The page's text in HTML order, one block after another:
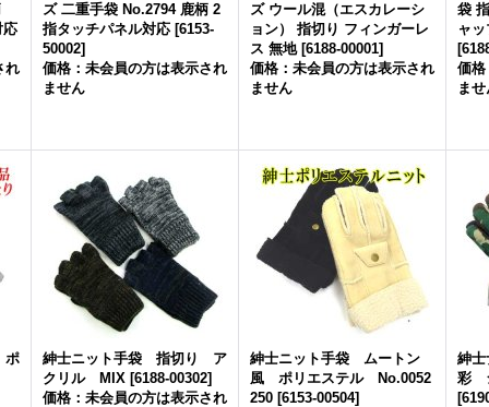
応
れ
ズ 二重手袋 No.2794 鹿柄 2
指タッチパネル対応 [6153-
50002]
価格：未会員の方は表示され
ません
ズ ウール混（エスカレーシ
ョン） 指切り フィンガーレ
ス 無地 [6188-00001]
価格：未会員の方は表示され
ません
袋
ャ
[
価格
ま
ポ
紳士ニット手袋 指切り ア
クリル MIX [6188-00302]
価格：未会員の方は表示され
紳士ニット手袋 ムートン
風 ポリエステル No.0052
250 [6153-00504]
紳
彩
[